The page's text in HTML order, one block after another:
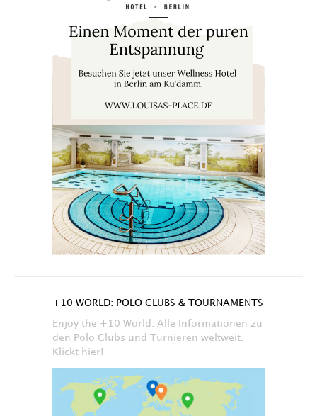
+10 WORLD: POLO CLUBS & TOURNAMENTS
Enjoy the +10 World. Alle Informationen zu
den Polo Clubs und Turnieren weltweit.
Klickt hier!